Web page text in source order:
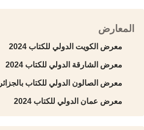
المعارض
معرض الكويت الدولي للكتاب 2024
معرض الشارقة الدولي للكتاب 2024
معرض الصالون الدولي للكتاب بالجزائر 2024
معرض عمان الدولي للكتاب 2024